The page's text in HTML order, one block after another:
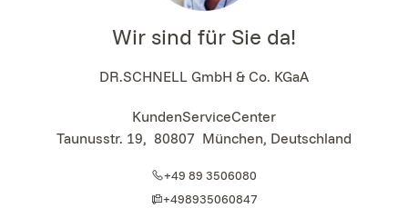
Wir sind für Sie da!
DR.SCHNELL GmbH & Co. KGaA
KundenServiceCenter
Taunusstr. 19, 80807 München, Deutschland
+49 89 3506080
+498935060847